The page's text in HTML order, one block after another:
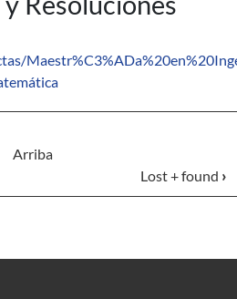
Arriba
Lost + found ›